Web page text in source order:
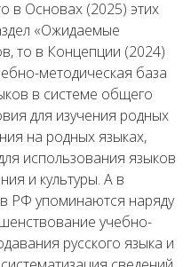
в Основах (2025) этих
«Ожидаемые
то в Концепции (2024)
методическая база
в системе общего
для изучения родных
на родных языках,
использования языков
и культуры. А в
РФ упоминаются наряду
учебно-
русского языка и